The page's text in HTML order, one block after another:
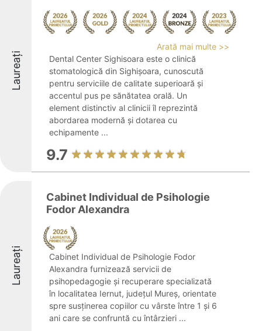
Laureați
Arată mai multe >>
Dental Center Sighisoara este o clinică
stomatologică din Sighișoara, cunoscută
pentru serviciile de calitate superioară și
accentul pus pe sănătatea orală. Un
element distinctiv al clinicii îl reprezintă
abordarea modernă și dotarea cu
echipamente ...
9.7
Laureați
Cabinet Individual de Psihologie
Fodor Alexandra
Cabinet Individual de Psihologie Fodor
Alexandra furnizează servicii de
psihopedagogie și recuperare specializată
în localitatea Iernut, județul Mureș, orientate
spre susținerea copiilor cu vârste între 1 și 6
ani care se confruntă cu întârzieri ...